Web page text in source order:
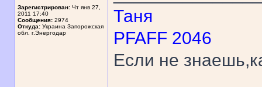
Зарегистрирован: Чт янв 27,
2011 17:40
Сообщения: 2974
Откуда: Украина Запорожская
обл. г.Энергодар
Таня
PFAFF 2046
Если не